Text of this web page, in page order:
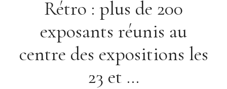
Rétro : plus de 200
exposants réunis au
centre des expositions les
23 et …